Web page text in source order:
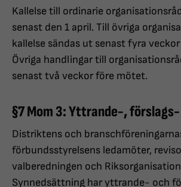
Kallelse till ordinarie
senast den 1 april. Till övriga
kallelse sändas ut senast fyra
Övriga handlingar till
senast två veckor före mötet.
§7 Mom 3: Yttrande-,
Distriktens och
förbundsstyrelsens ledamöter,
valberedningen och
Synnedsättning har yttrande- och